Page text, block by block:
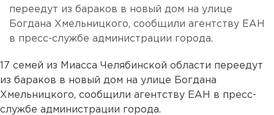
переедут из бараков в новый дом на улице
Богдана Хмельницкого, сообщили агентству ЕАН
в пресс-службе администрации города.
17 семей из Миасса Челябинской области переедут
из бараков в новый дом на улице Богдана
Хмельницкого, сообщили агентству ЕАН в пресс-
службе администрации города.